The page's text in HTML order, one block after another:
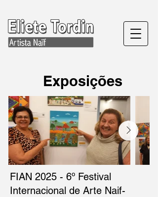
Exposições
FIAN 2025 - 6º Festival
Internacional de Arte Naif-